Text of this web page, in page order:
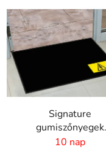
Signature
gumiszőnyegek
biztonsági jelzéssel
10 nap